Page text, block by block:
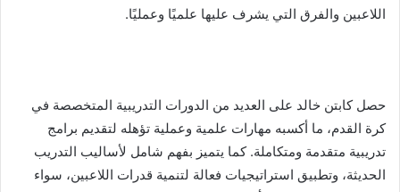
د
ر
و
ن
اللاعبين والفرق التي يشرف عليها علميًا وعمليًا.
حصل كابتن خالد على العديد من الدورات التدريبية المتخصصة في
كرة القدم، ما أكسبه مهارات علمية وعملية تؤهله لتقديم برامج
تدريبية متقدمة ومتكاملة. كما يتميز بفهم شامل لأساليب التدريب
الحديثة، وتطبيق استراتيجيات فعالة لتنمية قدرات اللاعبين، سواء